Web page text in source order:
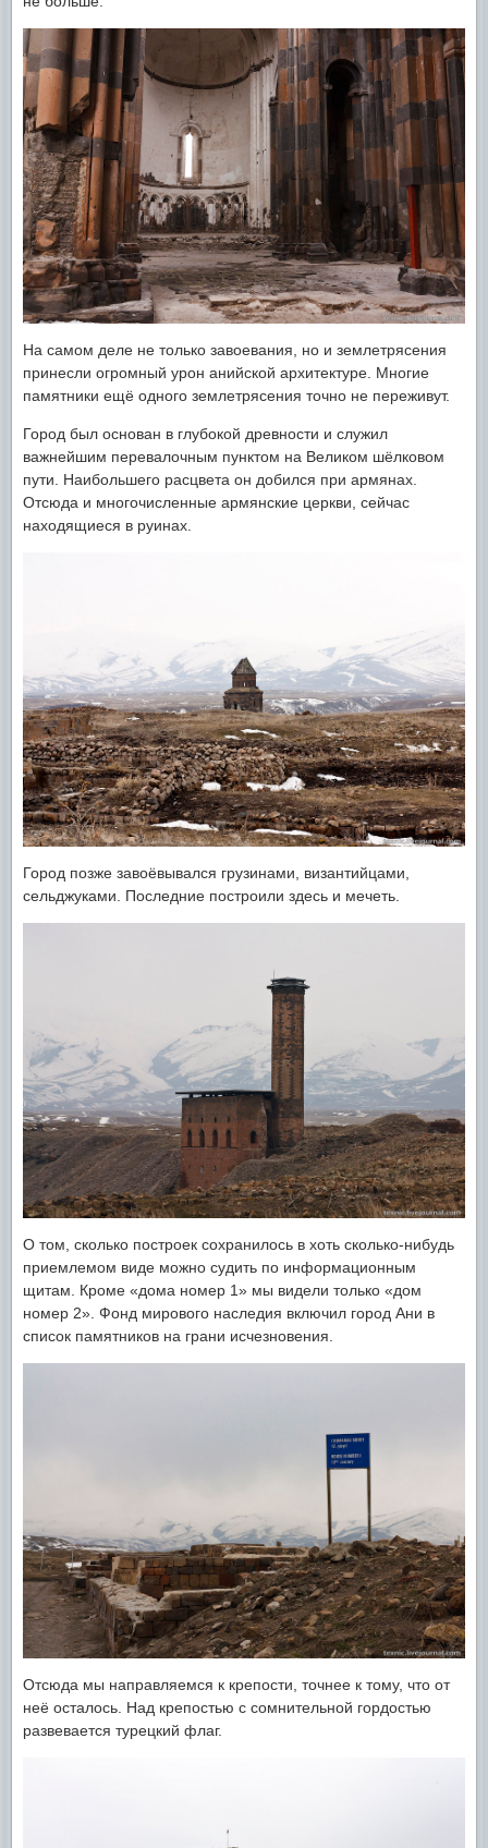
На самом деле не только завоевания, но и землетрясения
принесли огромный урон анийской архитектуре. Многие
памятники ещё одного землетрясения точно не переживут.
Город был основан в глубокой древности и служил
важнейшим перевалочным пунктом на Великом шёлковом
пути. Наибольшего расцвета он добился при армянах.
Отсюда и многочисленные армянские церкви, сейчас
находящиеся в руинах.
Город позже завоёвывался грузинами, византийцами,
сельджуками. Последние построили здесь и мечеть.
О том, сколько построек сохранилось в хоть сколько-нибудь
приемлемом виде можно судить по информационным
щитам. Кроме «дома номер 1» мы видели только «дом
номер 2». Фонд мирового наследия включил город Ани в
список памятников на грани исчезновения.
Отсюда мы направляемся к крепости, точнее к тому, что от
неё осталось. Над крепостью с сомнительной гордостью
развевается турецкий флаг.